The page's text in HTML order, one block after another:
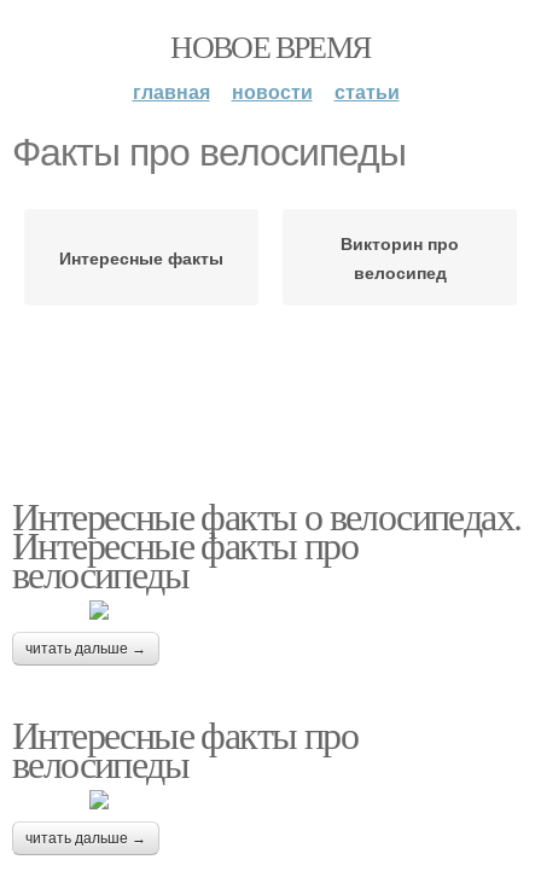
НОВОЕ ВРЕМЯ
главная новости статьи
Факты про велосипеды
Интересные факты
Викторин про
велосипед
Интересные факты о велосипедах.
Интересные факты про
велосипеды
читать дальше →
Интересные факты про
велосипеды
читать дальше →